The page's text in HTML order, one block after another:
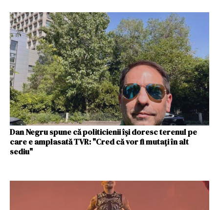
Dan Negru spune că politicienii își doresc terenul pe
care e amplasată TVR: "Cred că vor fi mutați în alt
sediu"